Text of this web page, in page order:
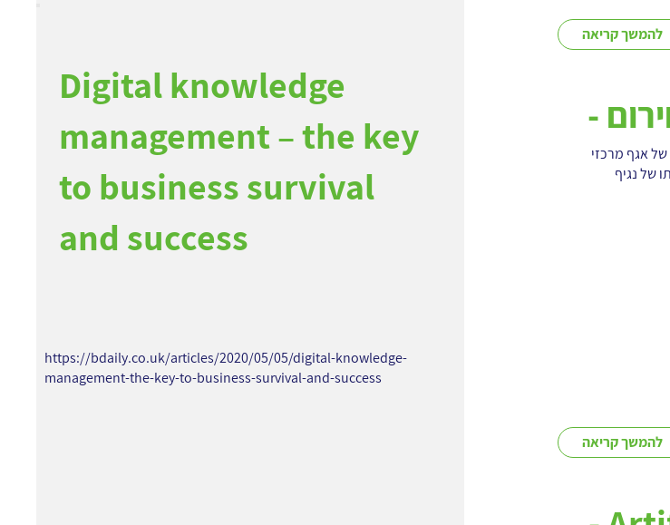
להמשך קריאה
-
של אגף מרכזי
של נגיף
להמשך קריאה
Digital knowledge
management – the key
to business survival
and success
https://bdaily.co.uk/articles/2020/05/05/digital-knowledge-
management-the-key-to-business-survival-and-success